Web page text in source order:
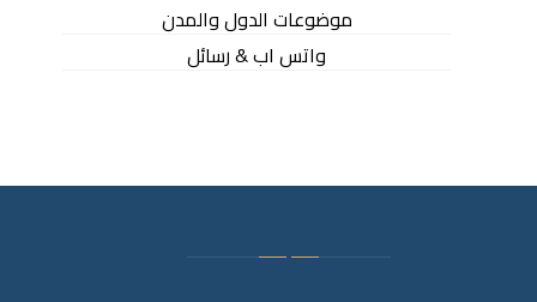
موضوعات الدول والمدن
واتس اب & رسائل